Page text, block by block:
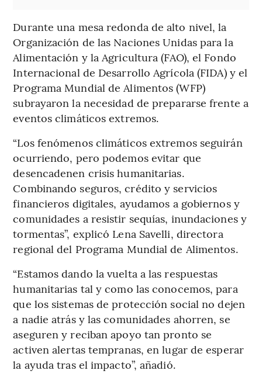
Durante una mesa redonda de alto nivel, la
Organización de las Naciones Unidas para la
Alimentación y la Agricultura (FAO), el Fondo
Internacional de Desarrollo Agrícola (FIDA) y el
Programa Mundial de Alimentos (WFP)
subrayaron la necesidad de prepararse frente a
eventos climáticos extremos.
“Los fenómenos climáticos extremos seguirán
ocurriendo, pero podemos evitar que
desencadenen crisis humanitarias.
Combinando seguros, crédito y servicios
financieros digitales, ayudamos a gobiernos y
comunidades a resistir sequías, inundaciones y
tormentas”, explicó Lena Savelli, directora
regional del Programa Mundial de Alimentos.
“Estamos dando la vuelta a las respuestas
humanitarias tal y como las conocemos, para
que los sistemas de protección social no dejen
a nadie atrás y las comunidades ahorren, se
aseguren y reciban apoyo tan pronto se
activen alertas tempranas, en lugar de esperar
la ayuda tras el impacto”, añadió.